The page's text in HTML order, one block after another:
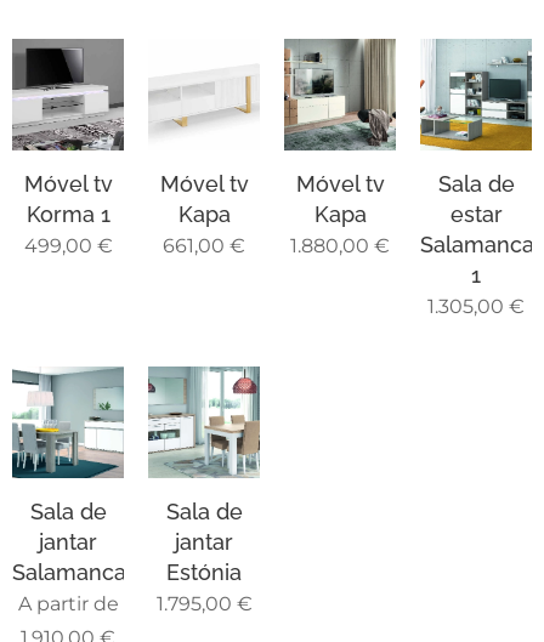
Móvel tv
Korma 1
499,00 €
Móvel tv
Kapa
661,00 €
Móvel tv
Kapa
1.880,00 €
Sala de
estar
Salamanca
1
1.305,00 €
Sala de
jantar
Salamanca
A partir de
Sala de
jantar
Estónia
1.795,00 €